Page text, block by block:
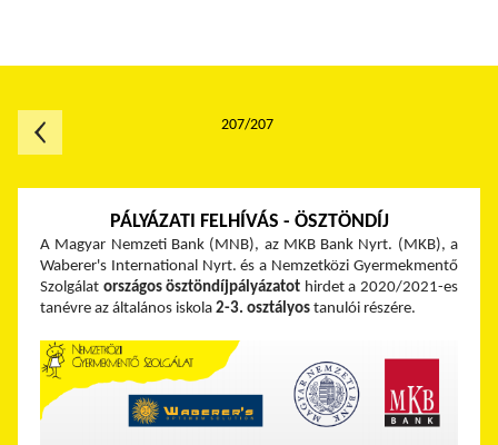
PÁLYÁZATI FELHÍVÁS - ÖSZTÖNDÍJ
A Magyar Nemzeti Bank (MNB), az MKB Bank Nyrt. (MKB), a
Waberer's International Nyrt. és a Nemzetközi Gyermekmentő
Szolgálat országos ösztöndíjpályázatot hirdet a 2020/2021-es
tanévre az általános iskola 2-3. osztályos tanulói részére.
207/207